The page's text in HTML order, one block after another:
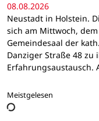
08.08.2026
Neustadt in Holstein.
sich am Mittwoch,
Gemeindesaal der
Danziger Straße 48 zu
Erfahrungsaustausch.
Meistgelesen